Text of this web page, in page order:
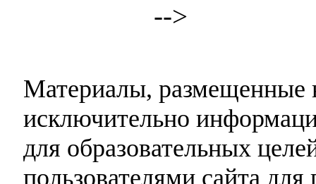
-->
Материалы, размещенные
исключительно
для образовательных
пользователями сайта